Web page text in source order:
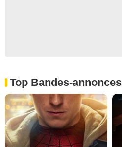
Top Bandes-annonces